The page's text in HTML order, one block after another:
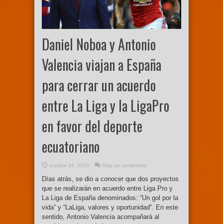
Daniel Noboa y Antonio
Valencia viajan a España
para cerrar un acuerdo
entre La Liga y la LigaPro
en favor del deporte
ecuatoriano
octubre 31, 2023 Deja un comentario
Días atrás, se dio a conocer que dos proyectos
que se realizarán en acuerdo entre Liga Pro y
La Liga de España denominados: “Un gol por la
vida” y “LaLiga, valores y oportunidad”. En este
sentido, Antonio Valencia acompañará al